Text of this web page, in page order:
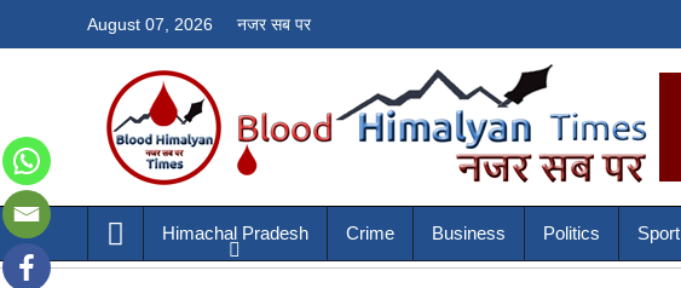
August 07, 2026 नजर सब पर
Himachal Pradesh Crime Business Politics Sport